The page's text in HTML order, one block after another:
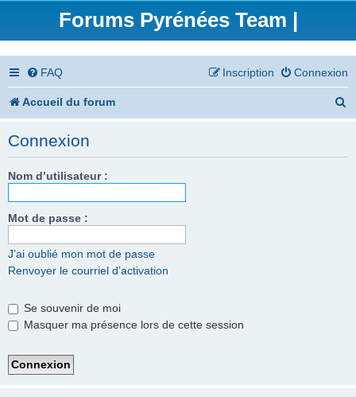
Forums Pyrénées Team |
FAQ Connexion
Inscription
Accueil du forum
Connexion
Nom d’utilisateur :
Mot de passe :
J’ai oublié mon mot de passe
Renvoyer le courriel d’activation
Se souvenir de moi
Masquer ma présence lors de cette session